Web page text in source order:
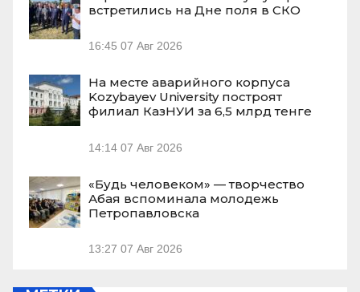
встретились на Дне поля в СКО
16:45 07 Авг 2026
На месте аварийного корпуса
Kozybayev University построят
филиал КазНУИ за 6,5 млрд тенге
14:14 07 Авг 2026
«Будь человеком» — творчество
Абая вспоминала молодежь
Петропавловска
13:27 07 Авг 2026